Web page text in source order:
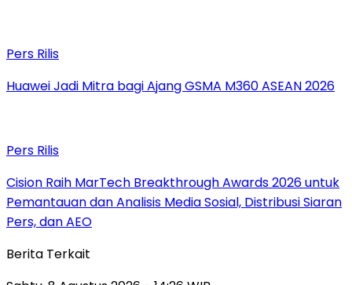
Pers Rilis
Huawei Jadi Mitra bagi Ajang GSMA M360 ASEAN 2026
Pers Rilis
Cision Raih MarTech Breakthrough Awards 2026 untuk
Pemantauan dan Analisis Media Sosial, Distribusi Siaran
Pers, dan AEO
Berita Terkait